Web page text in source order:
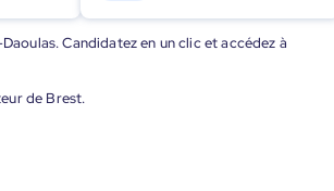
Candidatez en un clic et accédez à
de Brest.